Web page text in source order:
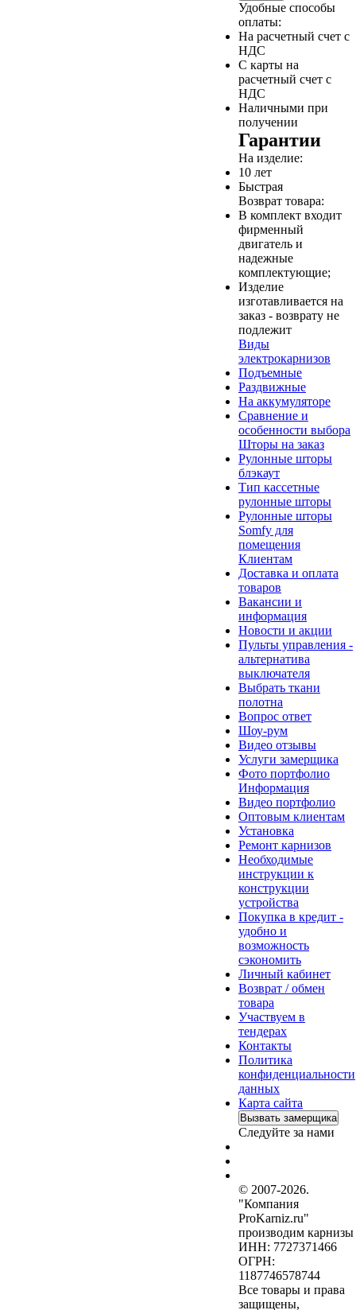
Удобные способы
оплаты:
На расчетный счет с
НДС
С карты на
расчетный счет с
НДС
Наличными при
получении
Гарантии
На изделие:
10 лет
Быстрая
Возврат товара:
В комплект входит
фирменный
двигатель и
надежные
комплектующие;
Изделие
изготавливается на
заказ - возврату не
подлежит
Виды
электрокарнизов
Подъемные
Раздвижные
На аккумуляторе
Сравнение и
особенности выбора
Шторы на заказ
Рулонные шторы
блэкаут
Тип кассетные
рулонные шторы
Рулонные шторы
Somfy для
помещения
Клиентам
Доставка и оплата
товаров
Вакансии и
информация
Новости и акции
Пульты управления -
альтернатива
выключателя
Выбрать ткани
полотна
Вопрос ответ
Шоу-рум
Видео отзывы
Услуги замерщика
Фото портфолио
Информация
Видео портфолио
Оптовым клиентам
Установка
Ремонт карнизов
Необходимые
инструкции к
конструкции
устройства
Покупка в кредит -
удобно и
возможность
сэкономить
Личный кабинет
Возврат / обмен
товара
Участвуем в
тендерах
Контакты
Политика
конфиденциальности
данных
Карта сайта
Вызвать замерщика
Следуйте за нами
© 2007-2026.
"Компания
ProKarniz.ru"
производим карнизы
ИНН: 7727371466
ОГРН:
1187746578744
Все товары и права
защищены,